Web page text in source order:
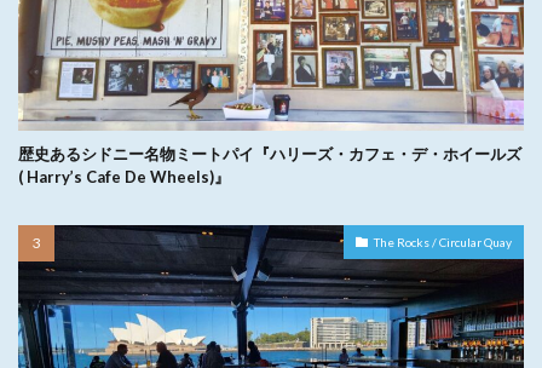
歴史あるシドニー名物ミートパイ『ハリーズ・カフェ・デ・ホイールズ
( Harry’s Cafe De Wheels)』
The Rocks / Circular Quay